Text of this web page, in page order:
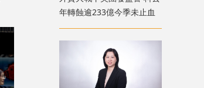
年轉蝕逾233億今季未止血